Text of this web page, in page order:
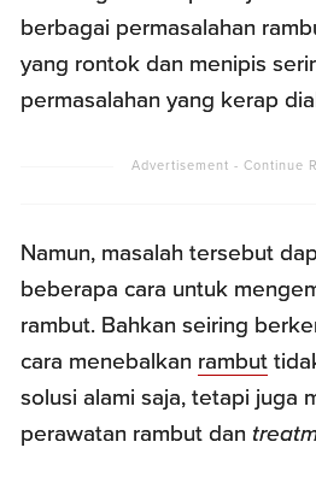
berbagai permasalahan
yang rontok dan menipis
permasalahan yang kerap
Namun, masalah tersebut
beberapa cara untuk
rambut. Bahkan seiring
cara menebalkan rambut
solusi alami saja, tetapi juga
perawatan rambut dan